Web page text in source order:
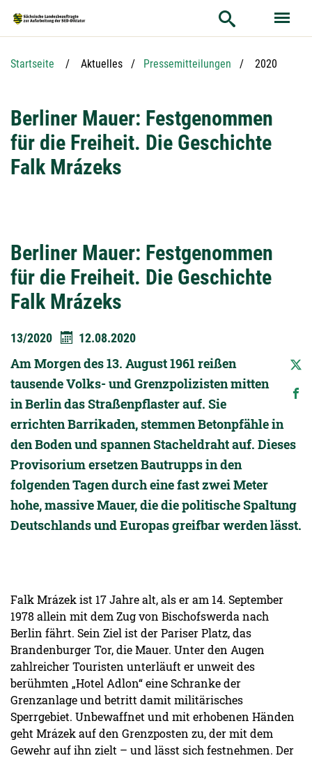
Service
Startseite Aktuelles Pressemitteilungen Aktuelle
2020
Berliner Mauer: Festgenommen
für die Freiheit. Die Geschichte
Falk Mrázeks
Berliner Mauer: Festgenommen
für die Freiheit. Die Geschichte
Falk Mrázeks
13/2020 12.08.2020
Am Morgen des 13. August 1961 reißen
tausende Volks- und Grenzpolizisten mitten
in Berlin das Straßenpflaster auf. Sie
errichten Barrikaden, stemmen Betonpfähle in
den Boden und spannen Stacheldraht auf. Dieses
Provisorium ersetzen Bautrupps in den
folgenden Tagen durch eine fast zwei Meter
hohe, massive Mauer, die die politische Spaltung
Deutschlands und Europas greifbar werden lässt.
Falk Mrázek ist 17 Jahre alt, als er am 14. September
1978 allein mit dem Zug von Bischofswerda nach
Berlin fährt. Sein Ziel ist der Pariser Platz, das
Brandenburger Tor, die Mauer. Unter den Augen
zahlreicher Touristen unterläuft er unweit des
berühmten „Hotel Adlon“ eine Schranke der
Grenzanlage und betritt damit militärisches
Sperrgebiet. Unbewaffnet und mit erhobenen Händen
geht Mrázek auf den Grenzposten zu, der mit dem
Gewehr auf ihn zielt – und lässt sich festnehmen. Der